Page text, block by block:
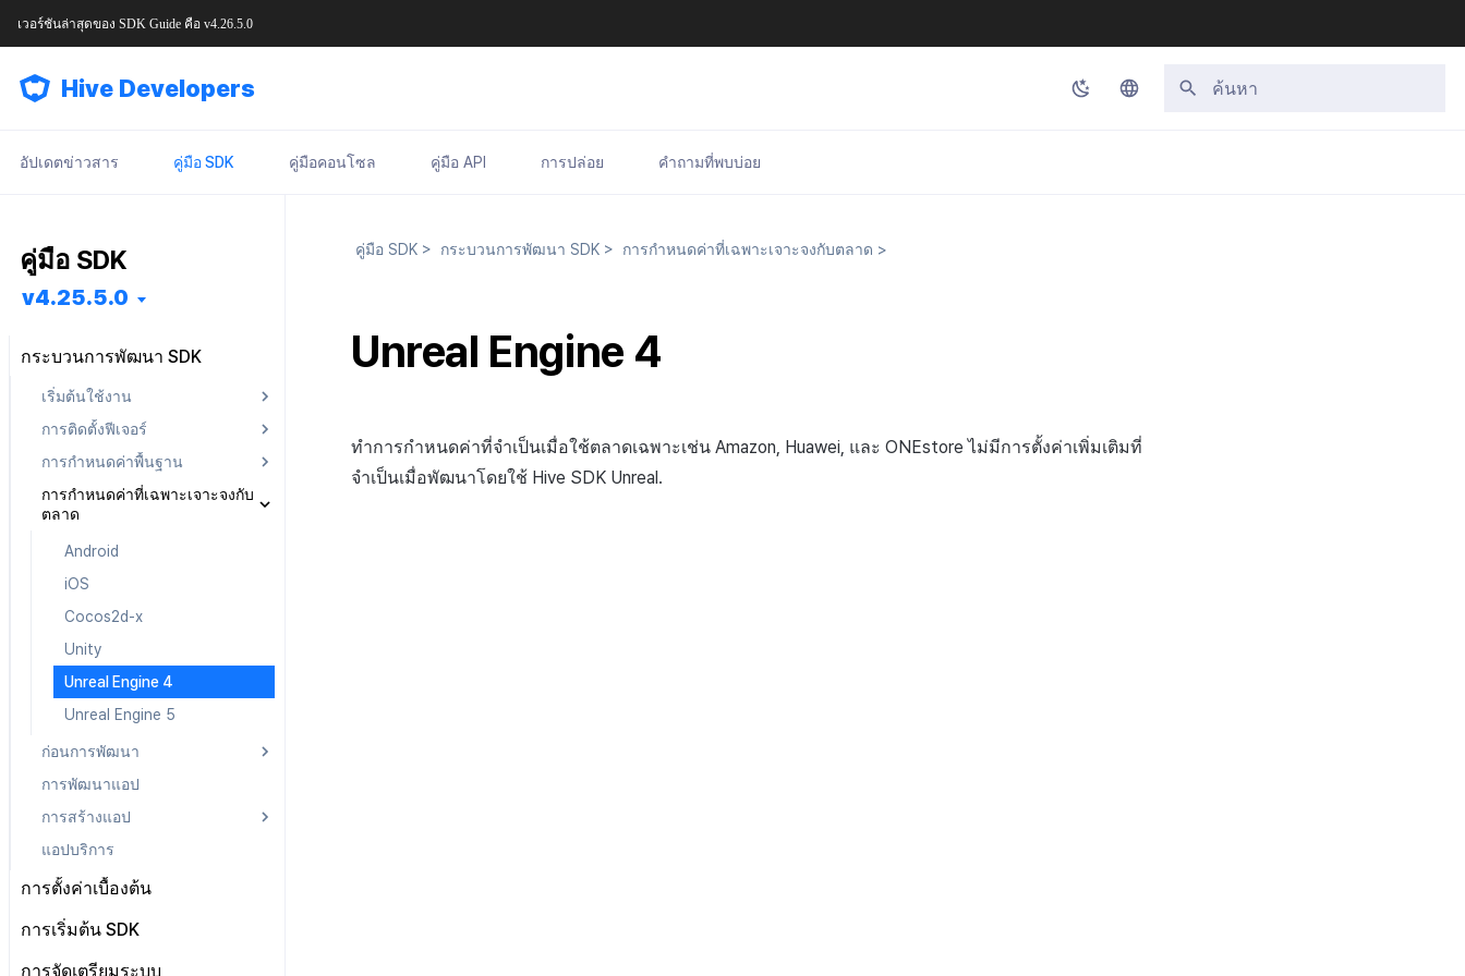
เวอร์ชันล่าสุดของ SDK Guide คือ v4.26.5.0
Hive Developers
อัปเดตข่าวสาร คู่มือ SDK คู่มือคอนโซล คู่มือ API การปล่อย คำถามที่พบบ่อย
คู่มือ SDK
v4.25.5.0
กระบวนการพัฒนา SDK
เริ่มต้นใช้งาน
การติดตั้งล่วงหน้า
Android
iOS
Unity
Unreal Engine 4
Unreal Engine 5
การติดตั้ง SDK
Android
Cocos2d-x
Unity
Unreal Engine 4
Unreal Engine 5
หลังการติดตั้ง
iOS
Cocos2d-x
Unity
Unreal Engine 4
Unreal Engine 5
การติดตั้งฟีเจอร์
Android
iOS
Unity
Unreal Engine 4
Unreal Engine 5
การกำหนดค่าพื้นฐาน
Android
Cocos2d-x
Unity
Unreal Engine 4
Unreal Engine 5
การกำหนดค่าที่เฉพาะเจาะจงกับ
ตลาด
Android
iOS
Cocos2d-x
Unity
Unreal Engine 4
Unreal Engine 5
ก่อนการพัฒนา
Android
iOS
Cocos2d-x
Unity
Unreal Engine 4
การพัฒนาแอป
การสร้างแอป
Android
iOS
Unity Android
แอปบริการ
การตั้งค่าเบื้องต้น
ไฟล์การตั้งค่า
การเริ่มต้น SDK
การจัดเตรียมระบบ
คู่มือ SDK > กระบวนการพัฒนา SDK > การกำหนดค่าที่เฉพาะเจาะจงกับตลาด >
Unreal Engine 4
ทำการกำหนดค่าที่จำเป็นเมื่อใช้ตลาดเฉพาะเช่น Amazon, Huawei, และ ONEstore ไม่มีการตั้งค่าเพิ่มเติมที่
จำเป็นเมื่อพัฒนาโดยใช้ Hive SDK Unreal.